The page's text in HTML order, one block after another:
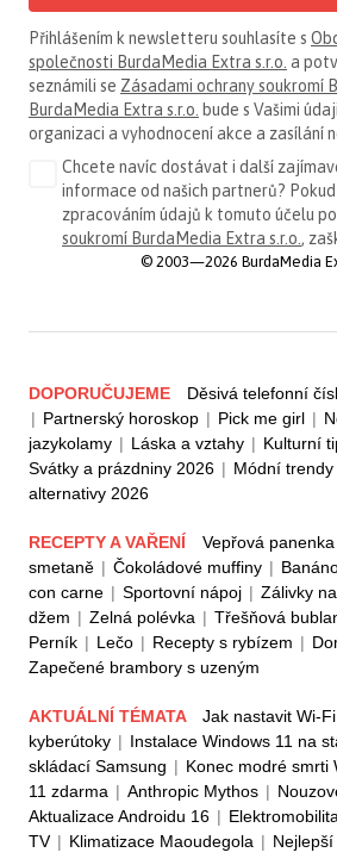
Přihlášením k newsletteru souhlasíte s
společnosti BurdaMedia Extra s.r.o. a
seznámili se Zásadami ochrany soukromí
BurdaMedia Extra s.r.o. bude s Vašimi
organizaci a vyhodnocení akce a zasílání
Chcete navíc dostávat i další
informace od našich partnerů?
zpracováním údajů k tomuto účelu
soukromí BurdaMedia Extra s.r.o.,
© 2003—2026 BurdaMedia
DOPORUČUJEME Děsivá telefonní
| Partnerský horoskop | Pick me girl |
jazykolamy | Láska a vztahy | Kulturní
Svátky a prázdniny 2026 | Módní
alternativy 2026
RECEPTY A VAŘENÍ Vepřová panenka
smetaně | Čokoládové muffiny |
con carne | Sportovní nápoj | Zálivky
džem | Zelná polévka | Třešňová
Perník | Lečo | Recepty s rybízem |
Zapečené brambory s uzeným
AKTUÁLNÍ TÉMATA Jak nastavit Wi-Fi
kyberútoky | Instalace Windows 11 na
skládací Samsung | Konec modré smrti
11 zdarma | Anthropic Mythos |
Aktualizace Androidu 16 |
TV | Klimatizace Maoudegola |